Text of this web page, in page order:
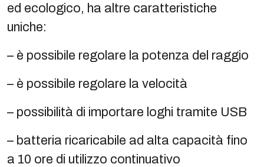
ed ecologico, ha altre caratteristiche
uniche:
– è possibile regolare la potenza del raggio
– è possibile regolare la velocità
– possibilità di importare loghi tramite USB
– batteria ricaricabile ad alta capacità fino
a 10 ore di utilizzo continuativo